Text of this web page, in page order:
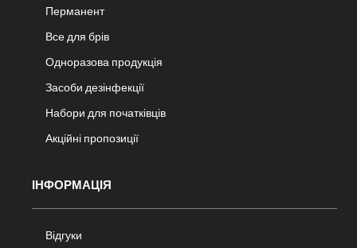
Перманент
Все для брів
Одноразова продукція
Засоби дезінфекції
Набори для початківців
Акційні пропозиції
ІНФОРМАЦІЯ
Відгуки